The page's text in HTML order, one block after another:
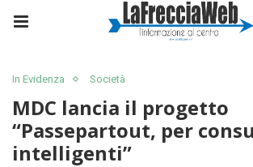
In Evidenza Società
MDC lancia il progetto
“Passepartout, per
intelligenti”